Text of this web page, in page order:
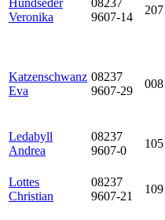
Hundseder
Veronika
08237
9607-14
207
Katzenschwanz
Eva
08237
9607-29
008
Ledabyll
Andrea
08237
9607-0
105
Lottes
Christian
08237
9607-21
109